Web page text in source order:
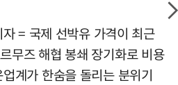
= 국제 선박유 가격이 최근
무즈 해협 봉쇄 장기화로 비용
계가 한숨을 돌리는 분위기